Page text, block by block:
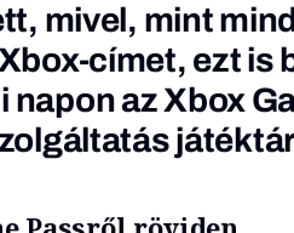
mivel, mint
címet, ezt is
napon az Xbox